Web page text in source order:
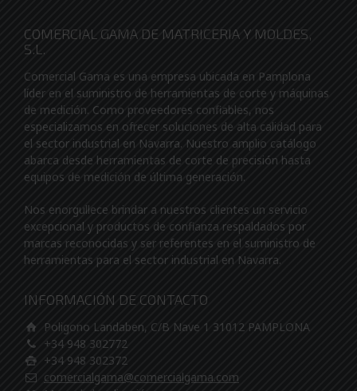
COMERCIAL GAMA DE MATRICERIA Y MOLDES,
S.L.
Comercial Gama es una empresa ubicada en Pamplona
líder en el suministro de herramientas de corte y máquinas
de medición. Como proveedores confiables, nos
especializamos en ofrecer soluciones de alta calidad para
el sector industrial en Navarra. Nuestro amplio catálogo
abarca desde herramientas de corte de precisión hasta
equipos de medición de última generación.
Nos enorgullece brindar a nuestros clientes un servicio
excepcional y productos de confianza respaldados por
marcas reconocidas y ser referentes en el suministro de
herramientas para el sector industrial en Navarra.
INFORMACIÓN DE CONTACTO
Poligono Landaben, C/B Nave 1 31012 PAMPLONA
+34 948 302772
+34 948 302372
comercialgama@comercialgama.com